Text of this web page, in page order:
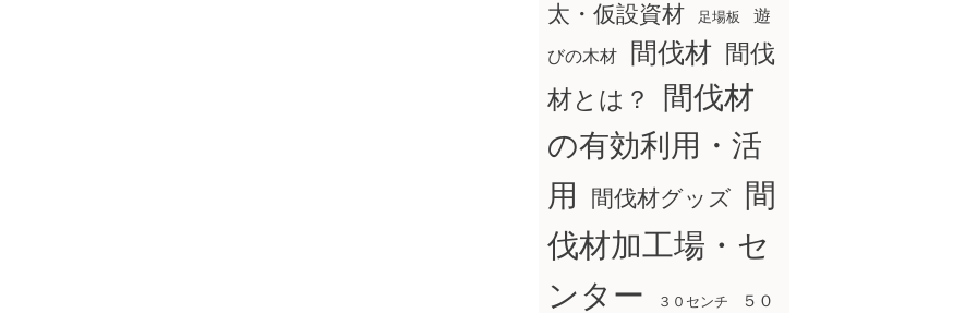
太・仮設資材
足場板 遊
びの木材 間伐材 間伐
材とは？
間伐材
の有効利用・活
用
間伐材グッズ
間
伐材加工場・セ
ンター
３０センチ ５０